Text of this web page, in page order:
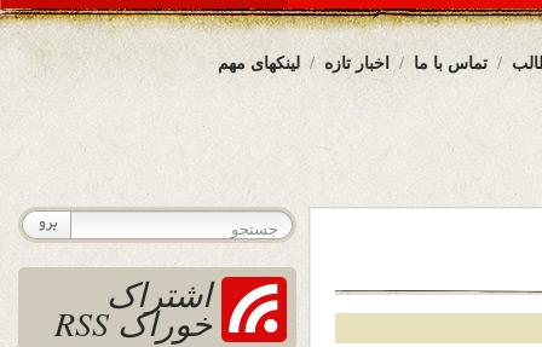
لینکهای مهم اخبار تازه تماس با ما
اشتراک
خوراک RSS